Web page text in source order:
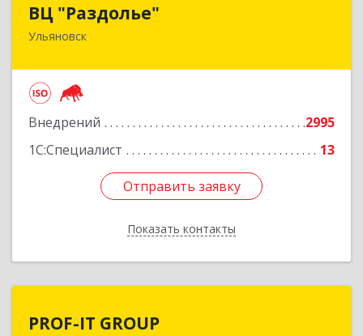
ВЦ "Раздолье"
Ульяновск
Внедрений
2995
1С:Специалист
13
Отправить заявку
Показать контакты
432001, Ульяновская обл, Ульяновск г, Марата
Отправить заявку
Назад
PROF-IT GROUP